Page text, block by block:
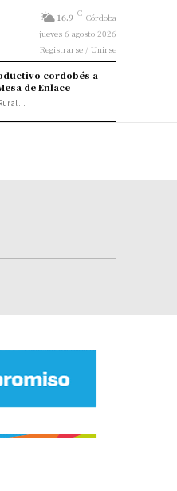
16.9 C Córdoba
jueves 6 agosto 2026
Registrarse / Unirse
cordobés a
de Enlace